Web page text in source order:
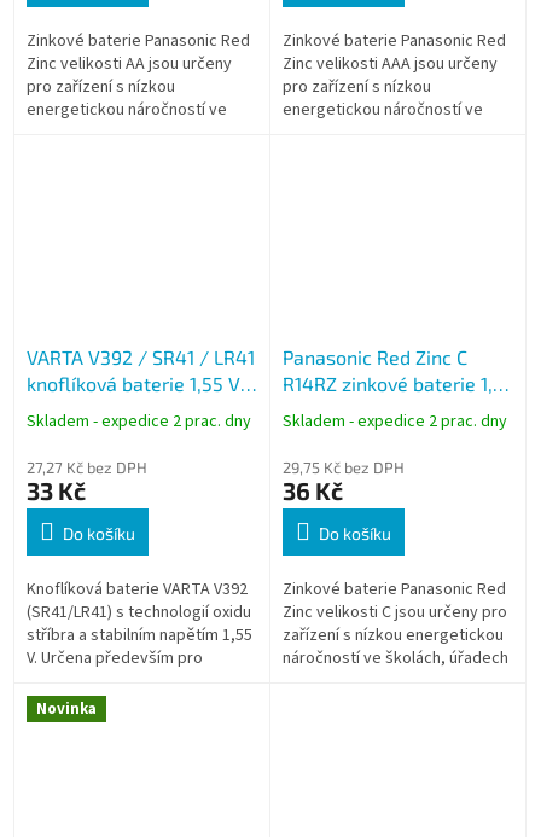
Zinkové baterie Panasonic Red
Zinc velikosti AA jsou určeny
pro zařízení s nízkou
energetickou náročností ve
Zinkové baterie Panasonic Red
Zinc velikosti AAA jsou určeny
pro zařízení s nízkou
energetickou náročností ve
VARTA V392 / SR41 / LR41
knoflíková baterie 1,55 V,
40 mAh, oxid stříbra
Skladem - expedice 2 prac. dny
27,27 Kč bez DPH
33 Kč
Do košíku
Knoflíková baterie VARTA V392
(SR41/LR41) s technologií oxidu
stříbra a stabilním napětím 1,55
V. Určena především pro
elektronická zařízení.
Panasonic Red Zinc C
R14RZ zinkové baterie 1,5
V blistr 2 ks monočlánek
Skladem - expedice 2 prac. dny
29,75 Kč bez DPH
36 Kč
Do košíku
Zinkové baterie Panasonic Red
Zinc velikosti C jsou určeny pro
zařízení s nízkou energetickou
náročností ve školách, úřadech
Novinka